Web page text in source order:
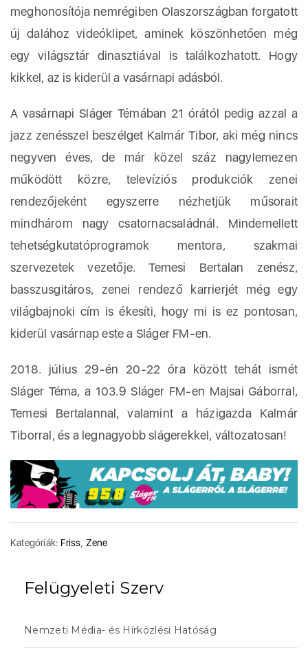
meghonosítója nemrégiben Olaszországban forgatott
új dalához videóklipet, aminek köszönhetően még
egy világsztár dinasztiával is találkozhatott. Hogy
kikkel, az is kiderül a vasárnapi adásból.
A vasárnapi Sláger Témában 21 órától pedig azzal a
jazz zenésszel beszélget Kalmár Tibor, aki még nincs
negyven éves, de már közel száz nagylemezen
működött közre, televíziós produkciók zenei
rendezőjeként egyszerre nézhetjük műsorait
mindhárom nagy csatornacsaládnál. Mindemellett
tehetségkutatóprogramok mentora, szakmai
szervezetek vezetője. Temesi Bertalan zenész,
basszusgitáros, zenei rendező karrierjét még egy
világbajnoki cím is ékesíti, hogy mi is ez pontosan,
kiderül vasárnap este a Sláger FM-en.
2018. július 29-én 20-22 óra között tehát ismét
Sláger Téma, a 103.9 Sláger FM-en Majsai Gáborral,
Temesi Bertalannal, valamint a házigazda Kalmár
Tiborral, és a legnagyobb slágerekkel, változatosan!
Kategóriák: Friss Zene
Felügyeleti Szerv
Nemzeti Média- és Hírközlési Hatóság